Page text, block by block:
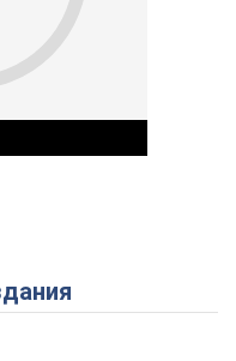
Video